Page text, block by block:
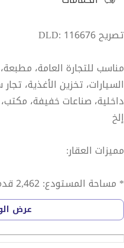
تصريح DLD: 116676
مناسب للتجارة العامة،
السيارات، تخزين الأغذية،
داخلية، صناعات خفيفة،
إلخ
مميزات العقار:
* مساحة المستودع: 2,462 قدم مربع
* ارتفاع السقف: 10 متر
* الإمداد بالطاقة الواردة: 21 كيلوواط
* بدون أعمدة / بدون ميزانين
عرض